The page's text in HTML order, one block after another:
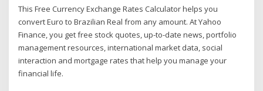
This Free Currency Exchange Rates Calculator helps you
convert Euro to Brazilian Real from any amount. At Yahoo
Finance, you get free stock quotes, up-to-date news, portfolio
management resources, international market data, social
interaction and mortgage rates that help you manage your
financial life.